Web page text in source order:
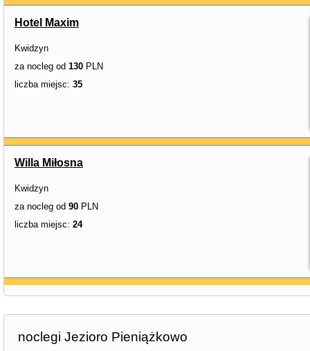
Hotel Maxim
Kwidzyn
za nocleg od 130 PLN
liczba miejsc: 35
Willa Miłosna
Kwidzyn
za nocleg od 90 PLN
liczba miejsc: 24
noclegi Jezioro Pieniążkowo